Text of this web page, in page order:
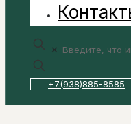
✕
+7(938)885-8585